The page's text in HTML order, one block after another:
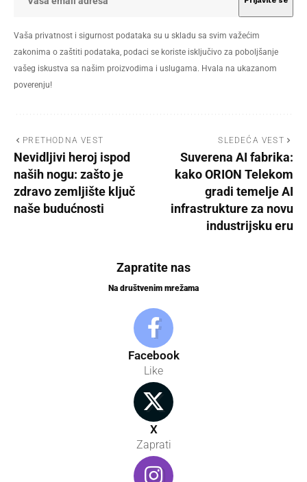
Vaša privatnost i sigurnost podataka su u skladu sa svim važećim
zakonima o zaštiti podataka, podaci se koriste isključivo za poboljšanje
vašeg iskustva sa našim proizvodima i uslugama. Hvala na ukazanom
poverenju!
PRETHODNA VEST
Nevidljivi heroj ispod
naših nogu: zašto je
zdravo zemljište ključ
naše budućnosti
SLEDEĆA VEST
Suverena AI fabrika:
kako ORION Telekom
gradi temelje AI
infrastrukture za novu
industrijsku eru
Zapratite nas
Na društvenim mrežama
Facebook
Like
X
Zaprati